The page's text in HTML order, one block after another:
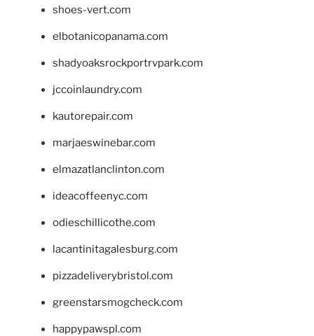
shoes-vert.com
elbotanicopanama.com
shadyoaksrockportrvpark.com
jccoinlaundry.com
kautorepair.com
marjaeswinebar.com
elmazatlanclinton.com
ideacoffeenyc.com
odieschillicothe.com
lacantinitagalesburg.com
pizzadeliverybristol.com
greenstarsmogcheck.com
happypawspl.com